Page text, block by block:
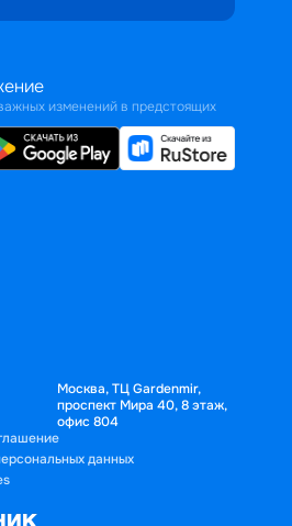
изменений в предстоящих
Москва, ТЦ Gardenmir,
проспект Мира 40, 8 этаж,
офис 804
данных